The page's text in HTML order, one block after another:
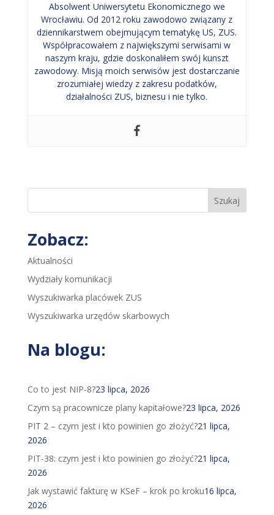
Absolwent Uniwersytetu Ekonomicznego we
Wrocławiu. Od 2012 roku zawodowo związany z
dziennikarstwem obejmującym tematykę US, ZUS.
Współpracowałem z największymi serwisami w
naszym kraju, gdzie doskonaliłem swój kunszt
zawodowy. Misją moich serwisów jest dostarczanie
zrozumiałej wiedzy z zakresu podatków,
działalności ZUS, biznesu i nie tylko.
Szukaj
Zobacz:
Aktualności
Wydziały komunikacji
Wyszukiwarka placówek ZUS
Wyszukiwarka urzędów skarbowych
Na blogu:
Co to jest NIP-8?23 lipca, 2026
Czym są pracownicze plany kapitałowe?23 lipca, 2026
PIT 2 – czym jest i kto powinien go złożyć?21 lipca,
2026
PIT-38: czym jest i kto powinien go złożyć?21 lipca,
2026
Jak wystawić fakturę w KSeF – krok po kroku16 lipca,
2026